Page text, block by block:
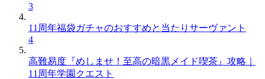
3
11周年福袋ガチャのおすすめと当たりサーヴァント
4
高難易度『めしませ！至高の暗黒メイド喫茶』攻略｜
11周年学園クエスト